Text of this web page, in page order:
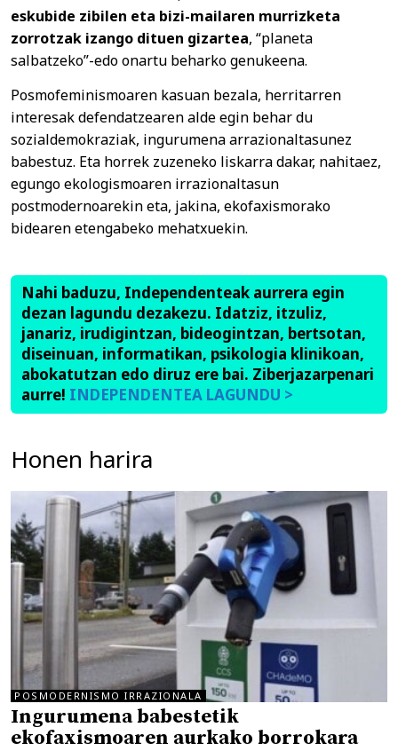
eskubide zibilen eta bizi-mailaren murrizketa
zorrotzak izango dituen gizartea, “planeta
salbatzeko”-edo onartu beharko genukeena.
Posmofeminismoaren kasuan bezala, herritarren
interesak defendatzearen alde egin behar du
sozialdemokraziak, ingurumena arrazionaltasunez
babestuz. Eta horrek zuzeneko liskarra dakar, nahitaez,
egungo ekologismoaren irrazionaltasun
postmodernoarekin eta, jakina, ekofaxismorako
bidearen etengabeko mehatxuekin.
Nahi baduzu, Independenteak aurrera egin
dezan lagundu dezakezu. Idatziz, itzuliz,
janariz, irudigintzan, bideogintzan, bertsotan,
diseinuan, informatikan, psikologia klinikoan,
abokatutzan edo diruz ere bai. Ziberjazarpenari
aurre! INDEPENDENTEA LAGUNDU >
Honen harira
POSMODERNISMO IRRAZIONALA
Ingurumena babestetik
ekofaxismoaren aurkako borrokara